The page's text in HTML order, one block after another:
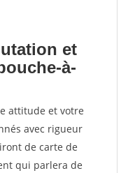
et
à-
attitude et votre
avec rigueur
de carte de
qui parlera de